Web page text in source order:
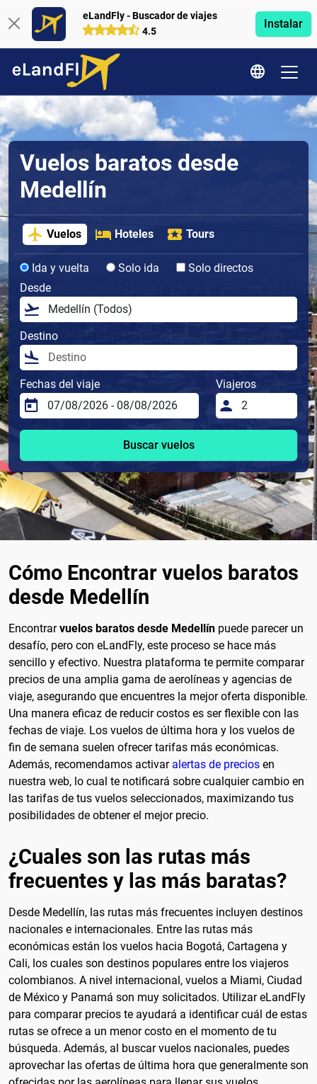
eLandFly - Buscador de viajes
4.5
Instalar
Vuelos baratos desde
Medellín
Vuelos Hoteles Tours
Ida y vuelta Solo ida
Solo directos
Desde
Destino
Fechas del viaje Viajeros
Buscar vuelos
Cómo Encontrar vuelos baratos
desde Medellín
Encontrarvuelos baratos desde Medellín puede parecer un
desafío, pero con eLandFly, este proceso se hace más
sencillo y efectivo. Nuestra plataforma te permite comparar
precios de una amplia gama de aerolíneas y agencias de
viaje, asegurando que encuentres la mejor oferta disponible.
Una manera eficaz de reducir costos es ser flexible con las
fechas de viaje. Los vuelos de última hora y los vuelos de
fin de semana suelen ofrecer tarifas más económicas.
Además, recomendamos activar alertas de precios en
nuestra web, lo cual te notificará sobre cualquier cambio en
las tarifas de tus vuelos seleccionados, maximizando tus
posibilidades de obtener el mejor precio.
¿Cuales son las rutas más
frecuentes y las más baratas?
Desde Medellín, las rutas más frecuentes incluyen destinos
nacionales e internacionales. Entre las rutas más
económicas están los vuelos hacia Bogotá, Cartagena y
Cali, los cuales son destinos populares entre los viajeros
colombianos. A nivel internacional, vuelos a Miami, Ciudad
de México y Panamá son muy solicitados. Utilizar eLandFly
para comparar precios te ayudará a identificar cuál de estas
rutas se ofrece a un menor costo en el momento de tu
búsqueda. Además, al buscar vuelos nacionales, puedes
aprovechar las ofertas de última hora que generalmente son